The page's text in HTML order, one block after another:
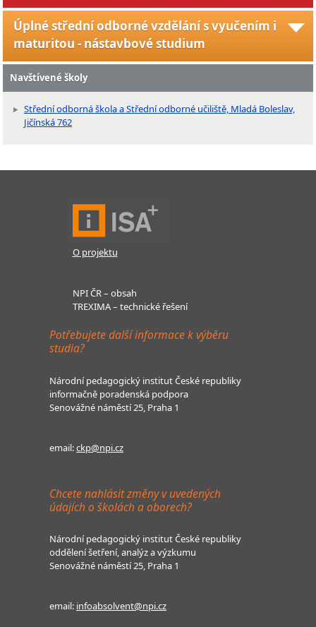
Úplné střední odborné vzdělání s vyučením i
maturitou - nástavbové studium
Navštívené školy
Střední odborná škola a Střední odborné učiliště, Mladá Boleslav,
Jičínská 762
O projektu
NPI ČR – obsah
TREXIMA – technické řešení
Potřebujete další informace k výběru
studia?
Národní pedagogický institut České republiky
informačně poradenská podpora
Senovážné náměstí 25, Praha 1
email:ckp@npi.cz
Chcete nahlásit změny v uvedených
údajích o školách a oborech?
Národní pedagogický institut České republiky
oddělení šetření, analýz a výzkumu
Senovážné náměstí 25, Praha 1
email: infoabsolvent@npi.cz